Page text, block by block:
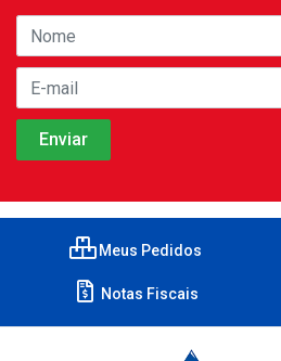
Meus Pedidos
Notas Fiscais